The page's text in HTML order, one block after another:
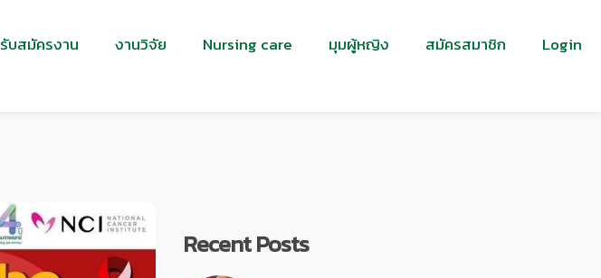
รับสมัครงาน งานวิจัย Nursing care มุมผู้หญิง สมัครสมาชิก Login
Recent Posts